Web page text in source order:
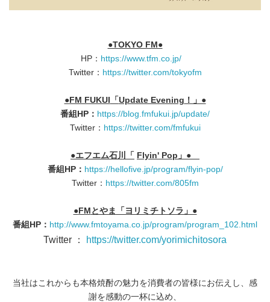
●TOKYO FM●
HP： https://www.tfm.co.jp/
Twitter： https://twitter.com/tokyofm
●FM FUKUI 「Update Evening ！」●
番組 HP ： https://blog.fmfukui.jp/update/
Twitter： https://twitter.com/fmfukui
●エフエム石川「 Flyin' Pop 」●
番組 HP： https://hellofive.jp/program/flyin-pop/
Twitter： https://twitter.com/805fm
●FM とやま「ヨリミチトソラ」●
番組 HP ： http://www.fmtoyama.co.jp/program/program_102.html
Twitter ： https://twitter.com/yorimichitosora
当社はこれからも本格焼酎の魅力を消費者の皆様にお伝えし、感
謝を感動の一杯に込め、